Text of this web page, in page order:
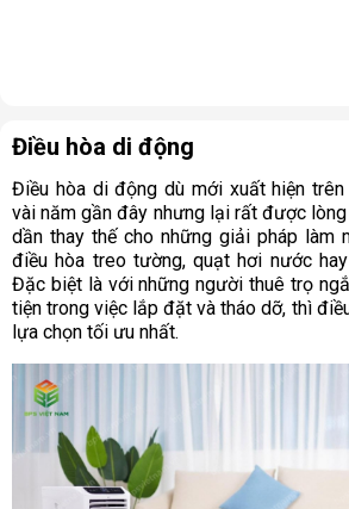
Điều hòa di động
Điều hòa di động dù mới xuất hiện
vài năm gần đây nhưng lại rất được
dần thay thế cho những giải pháp làm
điều hòa treo tường, quạt hơi nước
Đặc biệt là với những người thuê trọ
tiện trong việc lắp đặt và tháo dỡ, thì
lựa chọn tối ưu nhất.